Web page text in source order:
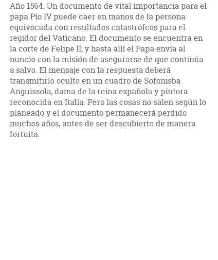
Año 1564. Un documento de vital importancia para el
papa Pío IV puede caer en manos de la persona
equivocada con resultados catastrófcos para el
regidor del Vaticano. El documento se encuentra en
la corte de Felipe II, y hasta allí el Papa envía al
nuncio con la misión de asegurarse de que continúa
a salvo. El mensaje con la respuesta deberá
transmitirlo oculto en un cuadro de Sofonisba
Anguissola, dama de la reina española y pintora
reconocida en Italia. Pero las cosas no salen según lo
planeado y el documento permanecerá perdido
muchos años, antes de ser descubierto de manera
fortuita.